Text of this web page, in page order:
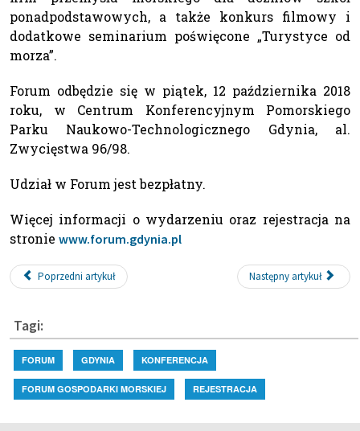
ponadpodstawowych, a także konkurs filmowy i
dodatkowe seminarium poświęcone „Turystyce od
morza”.
Forum odbędzie się w piątek, 12 października 2018
roku, w Centrum Konferencyjnym Pomorskiego
Parku Naukowo-Technologicznego Gdynia, al.
Zwycięstwa 96/98.
Udział w Forum jest bezpłatny.
Więcej informacji o wydarzeniu oraz rejestracja na
stronie www.forum.gdynia.pl
Poprzedni artykuł Następny artykuł
Tagi:
FORUM GDYNIA KONFERENCJA
FORUM GOSPODARKI MORSKIEJ REJESTRACJA